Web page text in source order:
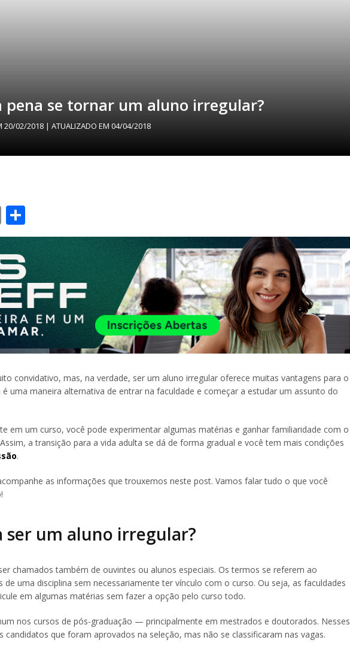
pena se tornar um aluno irregular?
20/02/2018 | ATUALIZADO EM 04/04/2018
Email
convidativo, mas, na verdade, ser um aluno irregular oferece muitas vantagens para o
é uma maneira alternativa de entrar na faculdade e começar a estudar um assunto do
em um curso, você pode experimentar algumas matérias e ganhar familiaridade com o
a transição para a vida adulta se dá de forma gradual e você tem mais condições
.
as informações que trouxemos neste post. Vamos falar tudo o que você
ser um aluno irregular?
chamados também de ouvintes ou alunos especiais. Os termos se referem ao
de uma disciplina sem necessariamente ter vínculo com o curso. Ou seja, as faculdades
em algumas matérias sem fazer a opção pelo curso todo.
nos cursos de pós-graduação — principalmente em mestrados e doutorados. Nesses
candidatos que foram aprovados na seleção, mas não se classificaram nas vagas.